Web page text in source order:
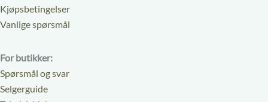
Kjøpsbetingelser
Vanlige spørsmål
For butikker:
Spørsmål og svar
Selgerguide